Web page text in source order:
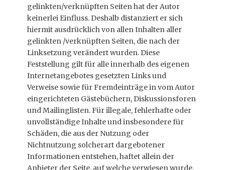
gelinkten/verknüpften Seiten hat der Autor
keinerlei Einfluss. Deshalb distanziert er sich
hiermit ausdrücklich von allen Inhalten aller
gelinkten /verknüpften Seiten, die nach der
Linksetzung verändert wurden. Diese
Feststellung gilt für alle innerhalb des eigenen
Internetangebotes gesetzten Links und
Verweise sowie für Fremdeinträge in vom Autor
eingerichteten Gästebüchern, Diskussionsforen
und Mailinglisten. Für illegale, fehlerhafte oder
unvollständige Inhalte und insbesondere für
Schäden, die aus der Nutzung oder
Nichtnutzung solcherart dargebotener
Informationen entstehen, haftet allein der
Anbieter der Seite, auf welche verwiesen wurde,